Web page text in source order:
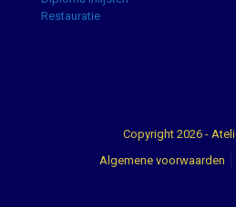
Restauratie
Copyright 2026 -
Algemene voorwaarden